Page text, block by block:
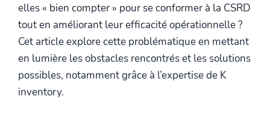
elles « bien compter » pour se conformer à la CSRD
tout en améliorant leur efficacité opérationnelle ?
Cet article explore cette problématique en mettant
en lumière les obstacles rencontrés et les solutions
possibles, notamment grâce à l’expertise de K
inventory.